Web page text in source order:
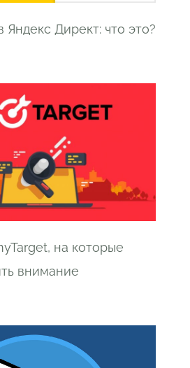
Яндекс Директ: что это?
на которые
внимание